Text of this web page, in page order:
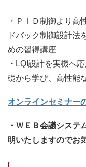
・ＰＩＤ制御より高
ドバック制御設計法
めの習得講座
・LQI設計を実機へ
礎から学び、高性能
オンラインセミナー
・ＷＥＢ会議システ
明いたしますのでお